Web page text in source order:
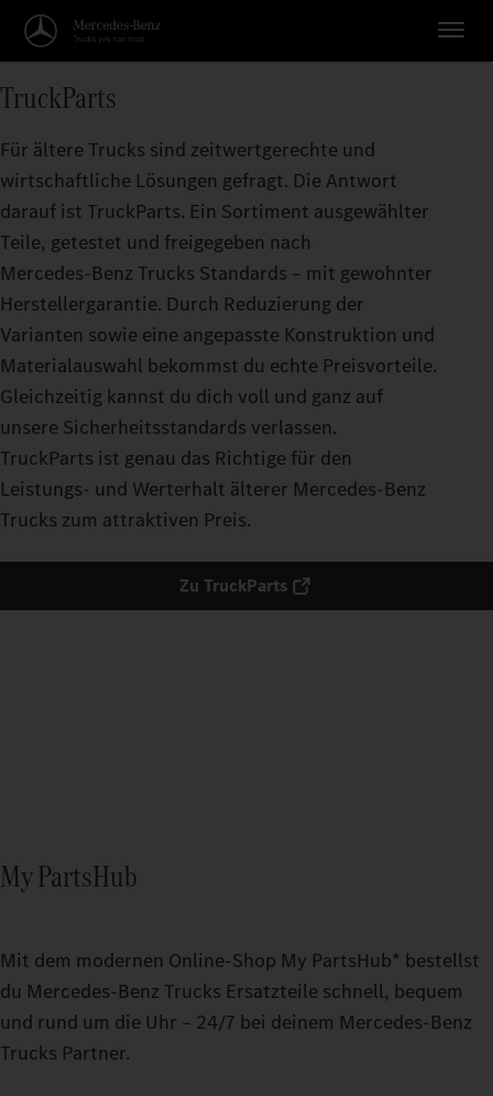
TruckParts
Für ältere Trucks sind zeitwertgerechte und
wirtschaftliche Lösungen gefragt. Die Antwort
darauf ist TruckParts. Ein Sortiment ausgewählter
Teile, getestet und freigegeben nach
Mercedes‑Benz Trucks Standards – mit gewohnter
Herstellergarantie. Durch Reduzierung der
Varianten sowie eine angepasste Konstruktion und
Materialauswahl bekommst du echte Preisvorteile.
Gleichzeitig kannst du dich voll und ganz auf
unsere Sicherheitsstandards verlassen.
TruckParts ist genau das Richtige für den
Leistungs- und Werterhalt älterer Mercedes‑Benz
Trucks zum attraktiven Preis.​
Zu TruckParts
My PartsHub
Mit dem modernen Online-Shop My PartsHub* bestellst
du Mercedes‑Benz Trucks Ersatzteile schnell, bequem
und rund um die Uhr – 24/7 bei deinem Mercedes‑Benz
Trucks Partner.